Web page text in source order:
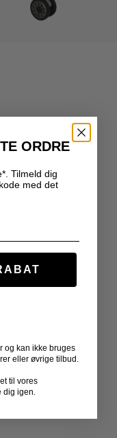
ORDRE
Tilmeld dig
med det
og kan ikke bruges
eller øvrige tilbud.
til vores
dig igen.